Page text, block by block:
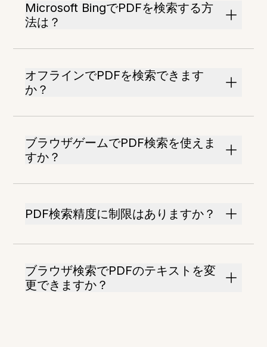
Microsoft BingでPDFを検索する方
法は？
オフラインでPDFを検索できます
か？
ブラウザゲームでPDF検索を使えま
すか？
PDF検索精度に制限はありますか？
ブラウザ検索でPDFのテキストを変
更できますか？